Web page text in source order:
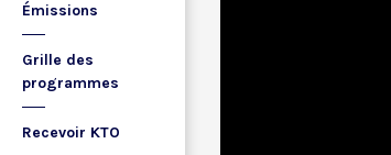
Émissions
Grille des
programmes
Recevoir KTO